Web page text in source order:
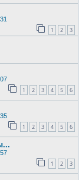
1 2 3
1 2 3 4 5 6
1 2 3 4 5 6
1 2 3